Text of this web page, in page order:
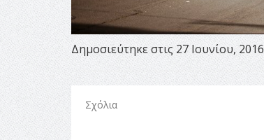
Δημοσιεύτηκε στις 27 Ιουνίου, 2016
Σχόλια